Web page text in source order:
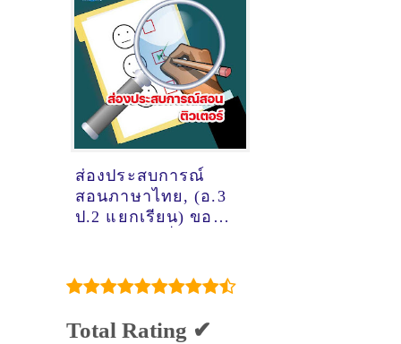
แสงศรีจิราภัทร
@แถวเชิงสะพานปิ่น
เกล้า
ส่องประสบการณ์
สอนภาษาไทย, (อ.3
ป.2 แยกเรียน) ของ
ธรรม​ดี​ @หมู่บ้าน
Supalai Lake Ville
koh kaew
Total Rating ✔